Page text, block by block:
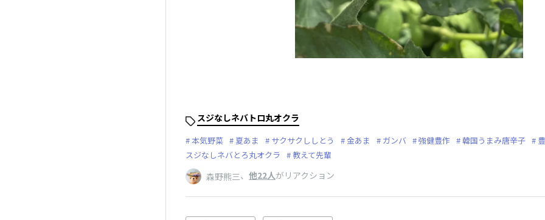
スジなしネバトロ丸オクラ
本気野菜 夏あま サクサクししとう 金あま ガンバ 強健豊作 韓国うまみ唐辛子
スジなしネバとろ丸オクラ
教えて先輩
森野熊三、 他22人がリアクション